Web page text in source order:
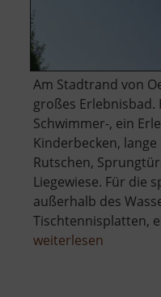
Am Stadtrand von
großes Erlebnisbad.
Schwimmer-, ein
Kinderbecken,
Rutschen,
Liegewiese. Für die
außerhalb des
Tischtennisplatten,
weiterlesen